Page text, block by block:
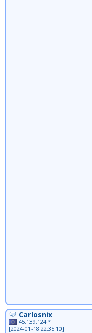
Carlosnix
45.139.124.*
[2024-01-18 22:35:10]